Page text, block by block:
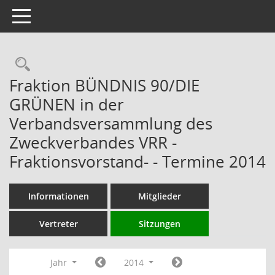
Toggle navigation
Rechercheauswahl
Fraktion BÜNDNIS 90/DIE
GRÜNEN in der
Verbandsversammlung des
Zweckverbandes VRR -
Fraktionsvorstand- - Termine 2014
Informationen Mitglieder
Vertreter Sitzungen
Jahr
2014